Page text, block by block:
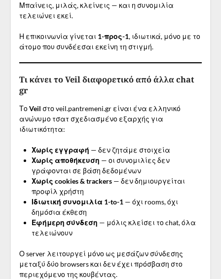
Μπαίνεις, μιλάς, κλείνεις — και η συνομιλία
τελειώνει εκεί.
Η επικοινωνία γίνεται 1-προς-1, ιδιωτικά, μόνο με το
άτομο που συνδέεσαι εκείνη τη στιγμή.
Τι κάνει το Veil διαφορετικό από άλλα chat
gr
Το Veil στο veil.pantremeni.gr είναι ένα ελληνικό
ανώνυμο τσατ σχεδιασμένο εξαρχής για
ιδιωτικότητα:
Χωρίς εγγραφή — δεν ζητάμε στοιχεία
Χωρίς αποθήκευση — οι συνομιλίες δεν
γράφονται σε βάση δεδομένων
Χωρίς cookies & trackers— δεν δημιουργείται
προφίλ χρήστη
Ιδιωτική συνομιλία 1-to-1— όχι rooms, όχι
δημόσια έκθεση
Εφήμερη σύνδεση — μόλις κλείσει το chat, όλα
τελειώνουν
Ο server λειτουργεί μόνο ως μεσάζων σύνδεσης
μεταξύ δύο browsers και δεν έχει πρόσβαση στο
περιεχόμενο της κουβέντας.